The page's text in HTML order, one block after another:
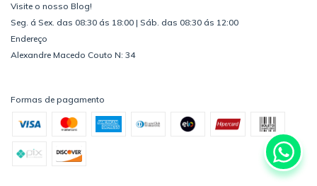
Visite o nosso Blog!
Seg. á Sex. das 08:30 ás 18:00 | Sáb. das 08:30 ás 12:00
Endereço
Alexandre Macedo Couto N: 34
Formas de pagamento